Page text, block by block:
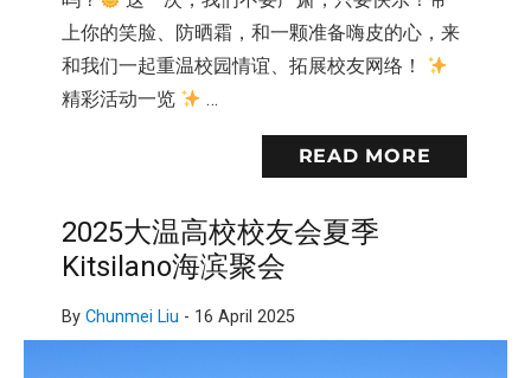
上你的笑脸、防晒霜，和一颗准备嗨皮的心，来
和我们一起重温校园情谊、拓展校友网络！
精彩活动一览
…
READ MORE
2025大温高校校友会夏季
Kitsilano海滨聚会
By Chunmei Liu - 16 April 2025